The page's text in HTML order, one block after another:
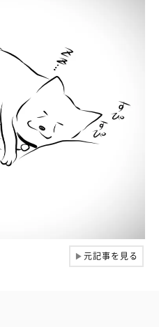
▶元記事を見る